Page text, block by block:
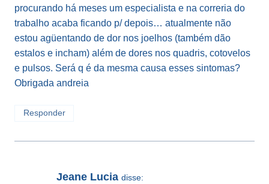
procurando há meses um especialista e na correria do
trabalho acaba ficando p/ depois… atualmente não
estou agüentando de dor nos joelhos (também dão
estalos e incham) além de dores nos quadris, cotovelos
e pulsos. Será q é da mesma causa esses sintomas?
Obrigada andreia
Responder
Jeane Lucia disse: